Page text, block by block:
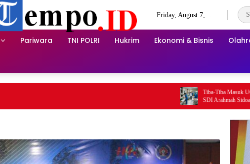
Friday, August 7,
Pariwara TNI POLRI Hukrim Ekonomi & Bisnis
Tiba-Tiba Masuk UGD, Apa
SDI Arahmah Sidoarjo